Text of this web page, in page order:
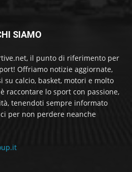
SIAMO
il punto di riferimento per
Offriamo notizie aggiornate,
calcio, basket, motori e molto
raccontare lo sport con passione,
tenendoti sempre informato
per non perdere neanche